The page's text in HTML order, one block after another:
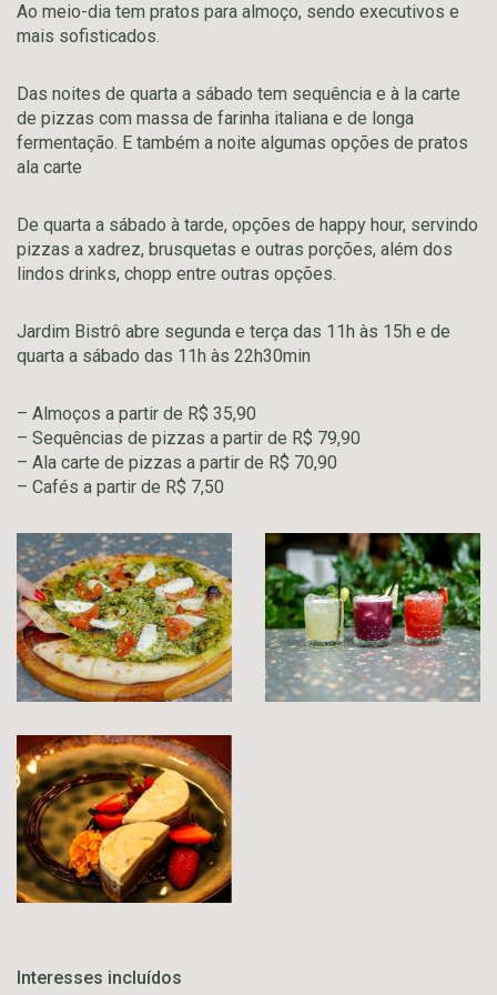
Ao meio-dia tem pratos para almoço, sendo executivos e
mais sofisticados.
Das noites de quarta a sábado tem sequência e à la carte
de pizzas com massa de farinha italiana e de longa
fermentação. E também a noite algumas opções de pratos
ala carte
De quarta a sábado à tarde, opções de happy hour, servindo
pizzas a xadrez, brusquetas e outras porções, além dos
lindos drinks, chopp entre outras opções.
Jardim Bistrô abre segunda e terça das 11h às 15h e de
quarta a sábado das 11h às 22h30min
– Almoços a partir de R$ 35,90
– Sequências de pizzas a partir de R$ 79,90
– Ala carte de pizzas a partir de R$ 70,90
– Cafés a partir de R$ 7,50
Interesses incluídos